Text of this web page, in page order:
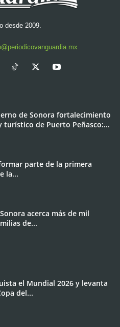
desde 2009.
de Sonora fortalecimiento
turístico de Puerto Peñasco:...
parte de la primera
la...
acerca más de mil
de...
el Mundial 2026 y levanta
del...